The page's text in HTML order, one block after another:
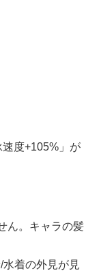
度+105%」が
ん。キャラの髪
水着の外見が見